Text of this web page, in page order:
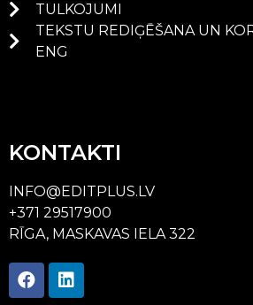
TULKOJUMI
TEKSTU REDIĢĒŠANA UN
ENG
KONTAKTI
INFO@EDITPLUS.LV
+371 29517900
RĪGA, MASKAVAS IELA 322